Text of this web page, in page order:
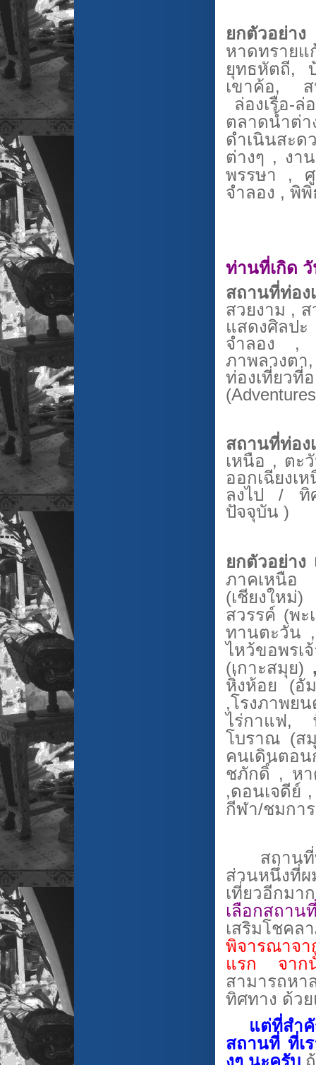
ยกตัวอย่
หาดทราย
ยุทธหัตถี,
เขาค้อ, ส
ล่องเรือ-
ตลาดน้ำต่
ดำเนินสะ
ต่างๆ , งา
พรรษา ,
จำลอง , พิ
ท่านที่เกิด วั
สถานที่ท่อง
สวยงาม ,
แสดงศิลป
จำลอง ,
ภาพลวงต
ท่องเที่ยว
(
สถานที่ท่อ
เหนือ , ตะ
ออกเฉียงเ
ลงไป / ทิ
ปัจจุบัน )
ยกตัวอย่า
ภาคเหนือ
(เชียงให
สวรรค์ (พะ
ทานตะวัน
ไหว้ขอพรเ
(เกาะสมุย)
หิ่งห้อย (อั
,โรงภาพย
ไร่กาแฟ,
โบราณ (ส
คนเดินตอ
ชภักดิ์ , ห
,ดอนเจดีย์
กีฬา/ชมกา
สถานที่ท่
ส่วนหนึ่งที่
เที่ยวอีกมา
เลือกสถา
เสริมโชค
พิจารณาจ
แรก จากนั้
สามารถห
ทิศทาง ด้ว
แต่ที่สำ
สถานที่ ที่เ